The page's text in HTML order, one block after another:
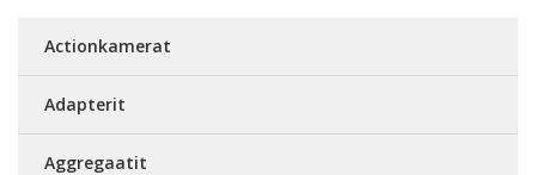
Actionkamerat
Adapterit
Aggregaatit